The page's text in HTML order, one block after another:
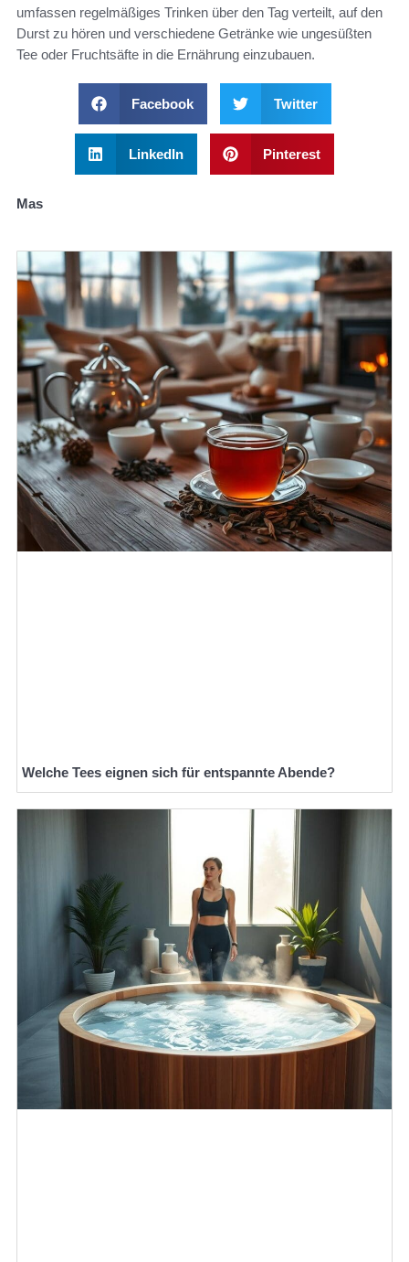
umfassen regelmäßiges Trinken über den Tag verteilt, auf den
Durst zu hören und verschiedene Getränke wie ungesüßten
Tee oder Fruchtsäfte in die Ernährung einzubauen.
Facebook Twitter
LinkedIn Pinterest
Mas
Welche Tees eignen sich für entspannte Abende?